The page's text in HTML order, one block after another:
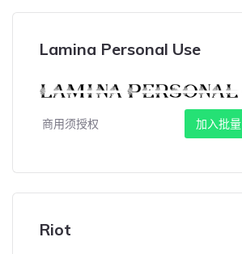
Lamina Personal Use
商用须授权 加入批量
Riot